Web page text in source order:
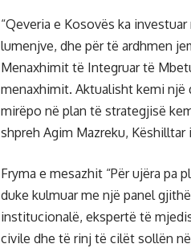
“Qeveria e Kosovës ka
lumenjve, dhe për të ardhmen
Menaxhimit të Integruar të
menaxhimit. Aktualisht kemi një
mirëpo në plan të strategjisë
shpreh Agim Mazreku, Këshilltar
Fryma e mesazhit “Për ujëra pa
duke kulmuar me një panel
institucionalë, ekspertë të
civile dhe të rinj të cilët sollën